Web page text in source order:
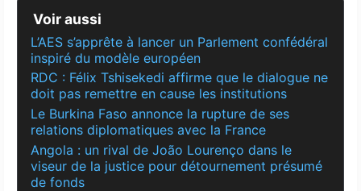
Voir aussi
L’AES s’apprête à lancer un Parlement confédéral
inspiré du modèle européen
RDC : Félix Tshisekedi affirme que le dialogue ne
doit pas remettre en cause les institutions
Le Burkina Faso annonce la rupture de ses
relations diplomatiques avec la France
Angola : un rival de João Lourenço dans le
viseur de la justice pour détournement présumé
de fonds